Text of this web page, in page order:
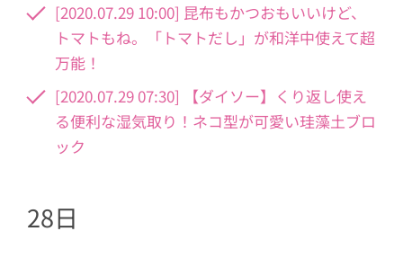
[2020.07.29 10:00] 昆布もかつおもいいけど、
トマトもね。「トマトだし」が和洋中使えて超
万能！
[2020.07.29 07:30] 【ダイソー】くり返し使え
る便利な湿気取り！ネコ型が可愛い珪藻土ブロ
ック
28日